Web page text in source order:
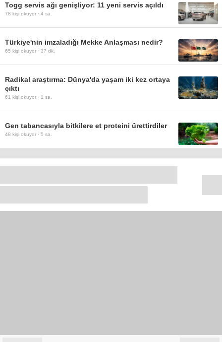
Togg servis ağı genişliyor: 11 yeni servis açıldı
78 kişi okuyor · 4 sa.
Türkiye'nin imzaladığı Mekke Anlaşması nedir?
65 kişi okuyor · 37 dk.
Radikal araştırma: Dünya'da yaşam iki kez ortaya
çıktı
61 kişi okuyor · 1 sa.
Gen tabancasıyla bitkilere et proteini ürettirdiler
48 kişi okuyor · 5 sa.